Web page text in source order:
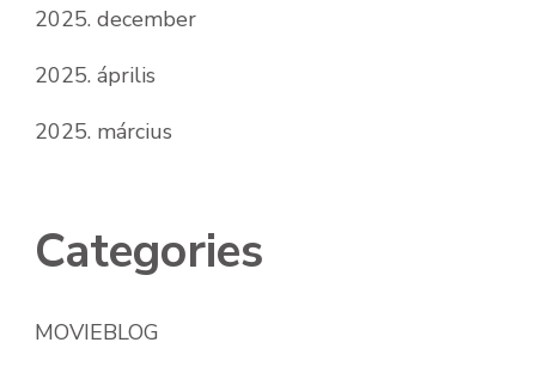
2025. december
2025. április
2025. március
Categories
MOVIEBLOG